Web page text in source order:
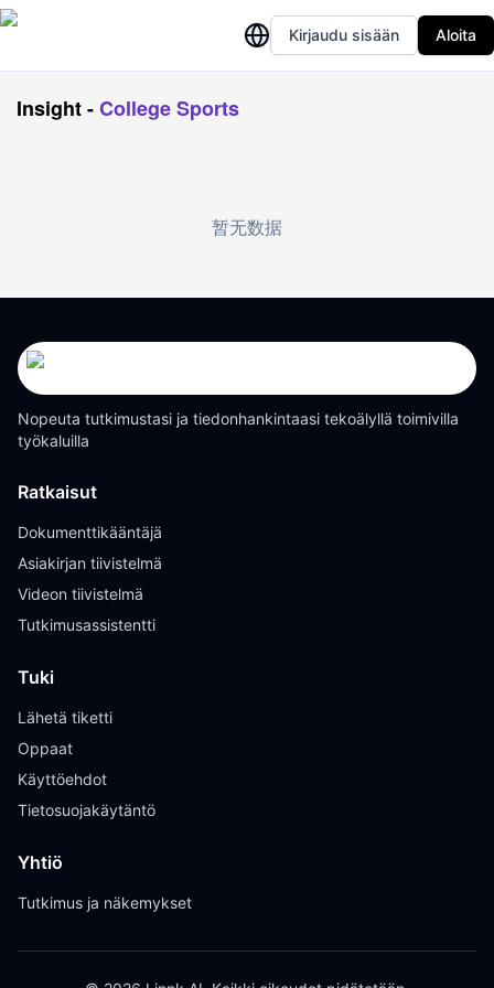
Kirjaudu sisään Aloita
Insight-College Sports
暂无数据
Nopeuta tutkimustasi ja tiedonhankintaasi tekoälyllä toimivilla
työkaluilla
Ratkaisut
Dokumenttikääntäjä
Asiakirjan tiivistelmä
Videon tiivistelmä
Tutkimusassistentti
Tuki
Lähetä tiketti
Oppaat
Käyttöehdot
Tietosuojakäytäntö
Yhtiö
Tutkimus ja näkemykset